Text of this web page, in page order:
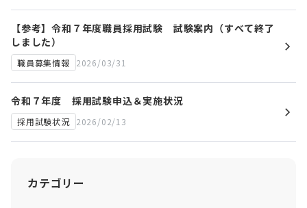
カテゴリー
【参考】令和７年度職員採用試験 試験案内（すべて終了
しました）
職員募集情報 2026/03/31
令和７年度 採用試験申込＆実施状況
採用試験状況 2026/02/13